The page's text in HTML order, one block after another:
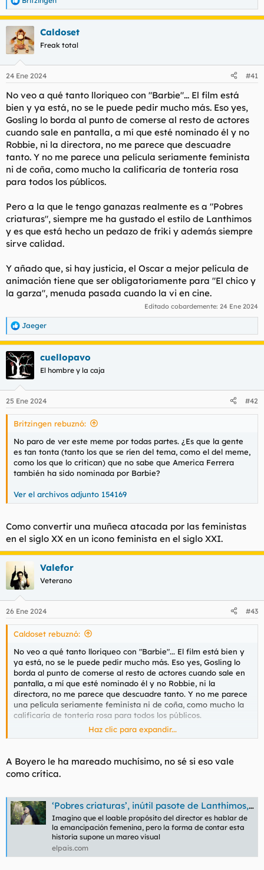
R
e
a
c
i
e
:
Caldoset
Freak total
24 Ene 2024 #41
No veo a qué tanto lloriqueo con "Barbie"... El film está
bien y ya está, no se le puede pedir mucho más. Eso yes,
Gosling lo borda al punto de comerse al resto de actores
cuando sale en pantalla, a mí que esté nominado él y no
Robbie, ni la directora, no me parece que descuadre
tanto. Y no me parece una película seriamente feminista
ni de coña, como mucho la calificaría de tontería rosa
para todos los públicos.
Pero a la que le tengo ganazas realmente es a "Pobres
criaturas", siempre me ha gustado el estilo de Lanthimos
y es que está hecho un pedazo de friki y además siempre
sirve calidad.
Y añado que, si hay justicia, el Oscar a mejor película de
animación tiene que ser obligatoriamente para "El chico y
la garza", menuda pasada cuando la vi en cine.
Editado cobardemente: 24 Ene 2024
R
e
a
c
c
i
e
s
Jaeger
cuellopavo
El hombre y la caja
25 Ene 2024 #42
Britzingen rebuznó:
No paro de ver este meme por todas partes. ¿Es que la gente
es tan tonta (tanto los que se ríen del tema, como el del meme,
como los que lo critican) que no sabe que America Ferrera
también ha sido nominada por Barbie?
Ver el archivos adjunto 154169
Como convertir una muñeca atacada por las feministas
en el siglo XX en un icono feminista en el siglo XXI.
Valefor
Veterano
26 Ene 2024 #43
Caldoset rebuznó:
No veo a qué tanto lloriqueo con "Barbie"... El film está bien y
ya está, no se le puede pedir mucho más. Eso yes, Gosling lo
borda al punto de comerse al resto de actores cuando sale en
pantalla, a mí que esté nominado él y no Robbie, ni la
directora, no me parece que descuadre tanto. Y no me parece
una película seriamente feminista ni de coña, como mucho la
calificaría de tontería rosa para todos los públicos.
Pero a la que le tengo ganazas realmente es a "Pobres
que está hecho un pedazo de friki y además siempre sirve
calidad.
animación tiene que ser obligatoriamente para "El chico y la
garza", menuda pasada cuando la vi en cine.
Haz clic para expandir...
A Boyero le ha mareado muchísimo, no sé si eso vale
como crítica.
‘Pobres criaturas’, inútil pasote de Lanthimos, otro director de moda
Imagino que el loable propósito del director es hablar de
la emancipación femenina, pero la forma de contar esta
historia supone un mareo visual
elpais.com